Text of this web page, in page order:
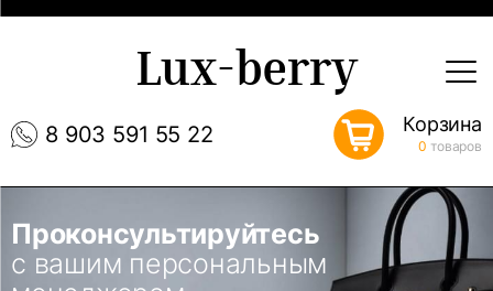
8 903 591 55 22
Lux-berry
Корзина
0 товаров
Проконсультируйтесь
с вашим персональным